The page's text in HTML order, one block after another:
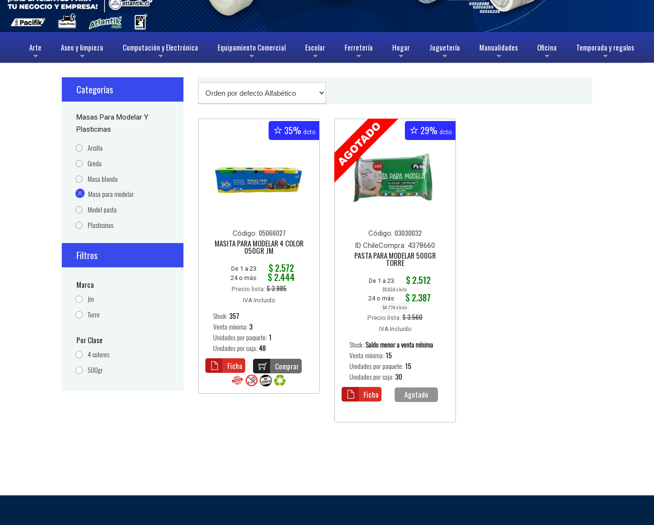
+
Arte
+
Aseo y limpieza
+
Computación y Electrónica
+
Equipamiento Comercial
+
Escolar
+
Ferretería
+
Hogar
+
Juguetería
+
Manualidades
+
Oficina
+
Temporada y regalos
Categorías
Masas Para Modelar Y
Plasticinas
Arcilla
Greda
Masa blanda
Masa para modelar
Model pasta
Plasticinas
Filtros
Marca
Jm
Torre
Por Clase
4 colores
500gr
35% dcto
Código: 05066027
MASITA PARA MODELAR 4 COLOR
050GR JM
De 1 a 23: $ 2.572
24 o más: $ 2.444
Precio lista:$ 3.985
IVA Incluido
Stock:357
Venta mínima:3
Unidades por paquete: 1
Unidades por caja:48
Comprar
Ficha
29% dcto
Código: 03030032
ID ChileCompra: 4378660
PASTA PARA MODELAR 500GR
TORRE
De 1 a 23: $ 2.512
$5.024 x kilo
24 o más: $ 2.387
$4.774 x kilo
Precio lista:$ 3.560
IVA Incluido
Stock: Saldo menor a venta mínima
Venta mínima: 15
Unidades por paquete: 15
Unidades por caja: 30
Agotado
Ficha